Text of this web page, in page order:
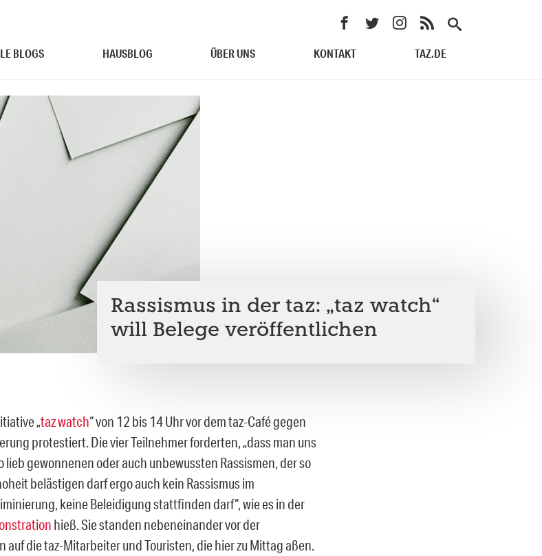
BLOGS HAUSBLOG ÜBER UNS KONTAKT TAZ.DE
Rassismus in der taz: „taz watch“
will Belege veröffentlichen
„taz watch“ von 12 bis 14 Uhr vor dem taz-Café gegen
protestiert. Die vier Teilnehmer forderten, „dass man uns
gewonnenen oder auch unbewussten Rassismen, der so
belästigen darf ergo auch kein Rassismus im
keine Beleidigung stattfinden darf“, wie es in der
hieß. Sie standen nebeneinander vor der
auf die taz-Mitarbeiter und Touristen, die hier zu Mittag aßen.